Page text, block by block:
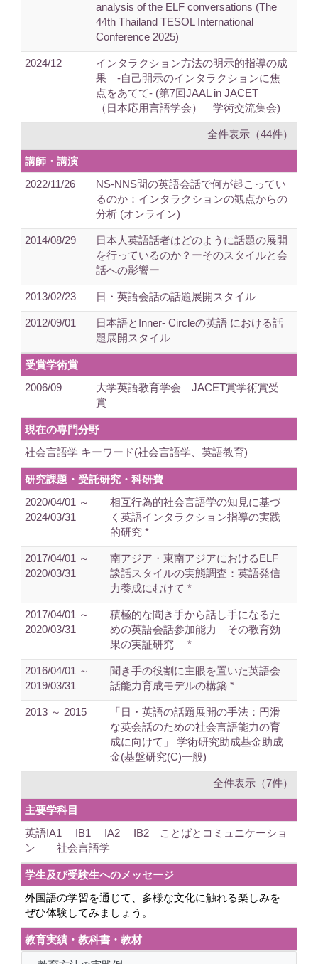
analysis of the ELF conversations (The
44th Thailand TESOL International
Conference 2025)
2024/12
インタラクション方法の明示的指導の成
果 -自己開示のインタラクションに焦
点をあてて- (第7回JAAL in JACET
（日本応用言語学会） 学術交流集会)
全件表示（44件）
講師・講演
2022/11/26
NS-NNS間の英語会話で何が起こってい
るのか：インタラクションの観点からの
分析 (オンライン)
2014/08/29
日本人英語話者はどのように話題の展開
を行っているのか？ーそのスタイルと会
話への影響ー
2013/02/23 日・英語会話の話題展開スタイル
2012/09/01
日本語とInner- Circleの英語 における話
題展開スタイル
受賞学術賞
2006/09
大学英語教育学会 JACET賞学術賞受
賞
現在の専門分野
社会言語学 キーワード(社会言語学、英語教育)
研究課題・受託研究・科研費
2020/04/01 ～
2024/03/31
相互行為的社会言語学の知見に基づ
く英語インタラクション指導の実践
的研究 *
2017/04/01 ～
2020/03/31
南アジア・東南アジアにおけるELF
談話スタイルの実態調査：英語発信
力養成にむけて *
2017/04/01 ～
2020/03/31
積極的な聞き手から話し手になるた
めの英語会話参加能力―その教育効
果の実証研究― *
2016/04/01 ～
2019/03/31
聞き手の役割に主眼を置いた英語会
話能力育成モデルの構築 *
2013 ～ 2015
「日・英語の話題展開の手法：円滑
な英会話のための社会言語能力の育
成に向けて」 学術研究助成基金助成
金(基盤研究(C)一般)
全件表示（7件）
主要学科目
英語IA1 IB1 IA2 IB2 ことばとコミュニケーショ
ン 社会言語学
学生及び受験生へのメッセージ
外国語の学習を通じて、多様な文化に触れる楽しみを
ぜひ体験してみましょう。
教育実績・教科書・教材